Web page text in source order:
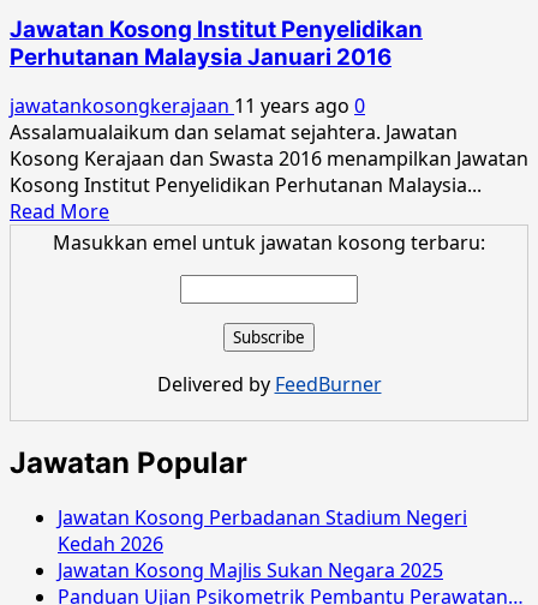
Institut
Penyelidikan
Malaysia
Mac
2016
Jawatan Kosong Institut Penyelidikan
Perhutanan Malaysia Januari 2016
jawatankosongkerajaan 11 years ago 0
Assalamualaikum dan selamat sejahtera. Jawatan
Kosong Kerajaan dan Swasta 2016 menampilkan Jawatan
Kosong Institut Penyelidikan Perhutanan Malaysia...
Read MoreRead
more
Perhutanan
Malaysia
Januari
2016
Masukkan emel untuk jawatan kosong terbaru:
Delivered by FeedBurner
Jawatan Popular
Jawatan Kosong Perbadanan Stadium Negeri
Kedah 2026
Jawatan Kosong Majlis Sukan Negara 2025
Panduan Ujian Psikometrik Pembantu Perawatan…